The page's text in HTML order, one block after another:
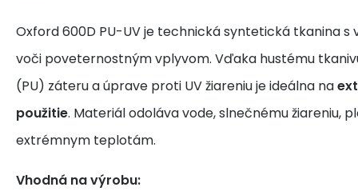
Oxford 600D PU-UV je technická syntetická tkanina s
voči poveternostným vplyvom. Vďaka hustému
(PU) záteru a úprave proti UV žiareniu je ideálna na
použitie. Materiál odoláva vode, slnečnému žiareniu,
extrémnym teplotám.
Vhodná na výrobu: